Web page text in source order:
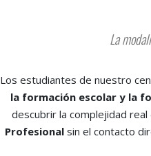
La
Los estudiantes de nuestro
la formación escolar y la
descubrir la complejidad
Profesionalsin el contacto